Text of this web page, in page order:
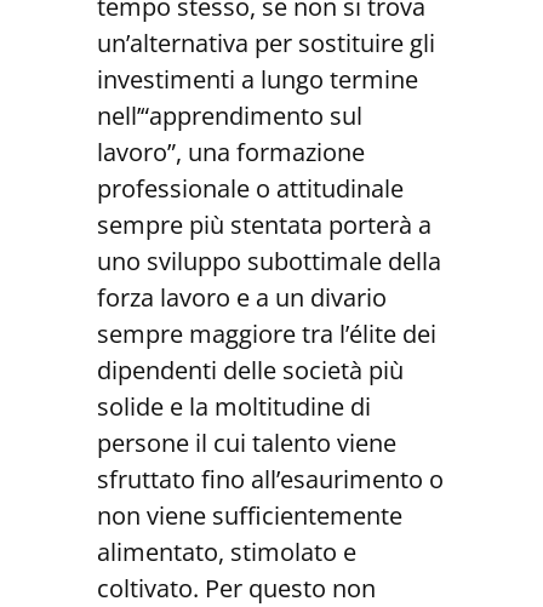
tempo stesso, se non si trova
un’alternativa per sostituire gli
investimenti a lungo termine
nell’“apprendimento sul
lavoro”, una formazione
professionale o attitudinale
sempre più stentata porterà a
uno sviluppo subottimale della
forza lavoro e a un divario
sempre maggiore tra l’élite dei
dipendenti delle società più
solide e la moltitudine di
persone il cui talento viene
sfruttato fino all’esaurimento o
non viene sufficientemente
alimentato, stimolato e
coltivato. Per questo non